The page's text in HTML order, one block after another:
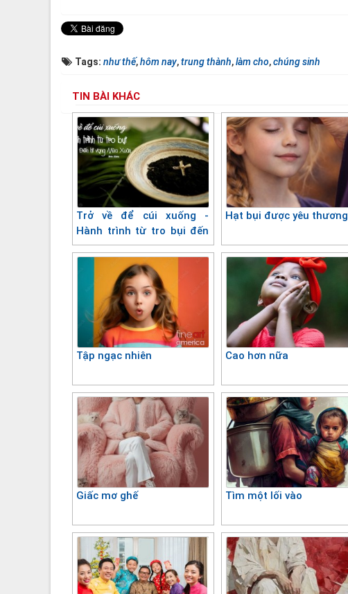
Tags: như thế,hôm nay,trung thành,làm cho,chúng sinh
TIN BÀI KHÁC
Trở về để cúi xuống -
Hành trình từ tro bụi đến
hy vọng mùa xuân
Hạt bụi được yêu thương
Tập ngạc nhiên Cao hơn nữa
Giấc mơ ghế Tìm một lối vào